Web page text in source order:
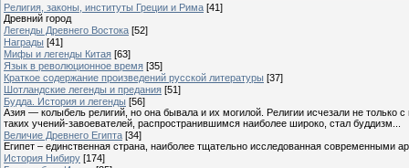
Религия, законы, институты Греции и Рима [41]
Древний город
Легенды Древнего Востока [52]
Награды [41]
Мифы и легенды Китая [63]
Язык в революционное время [35]
Краткое содержание произведений русской литературы [37]
Шотландские легенды и предания [51]
Будда. История и легенды [56]
Азия — колыбель религий, но она бывала и их могилой. Религии исчезали не
таких учений-завоевателей, распространившимся наиболее широко, стал буддизм...
Величие Древнего Египта [34]
Египет – единственная страна, наиболее тщательно исследованная современными
История Нибиру [174]